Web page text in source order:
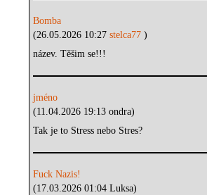
Bomba
(26.05.2026 10:27stelca77)
název. Těšim se!!!
jméno
(11.04.2026 19:13 ondra)
Tak je to Stress nebo Stres?
Fuck Nazis!
(17.03.2026 01:04 Luksa)